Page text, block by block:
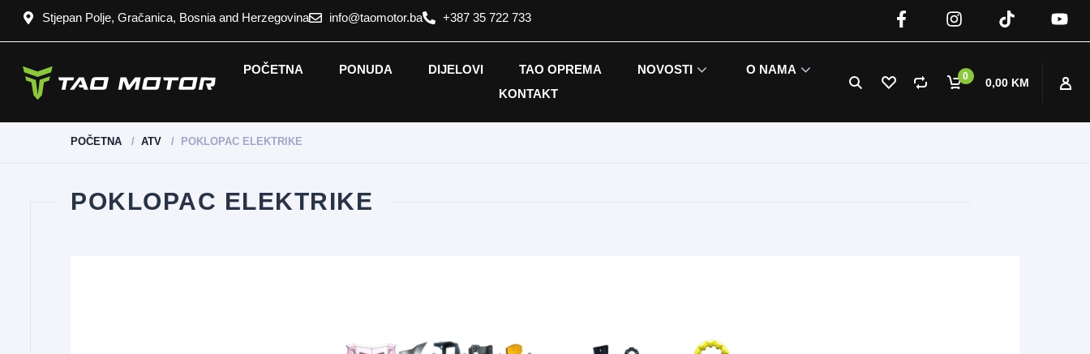
Stjepan Polje, Gračanica, Bosnia and Herzegovina info@taomotor.ba +387 35 722 733
0 0,00 KM
POČETNA PONUDA DIJELOVI TAO OPREMA NOVOSTI
O NAMA
KONTAKT
POČETNA ATV POKLOPAC ELEKTRIKE
POKLOPAC ELEKTRIKE